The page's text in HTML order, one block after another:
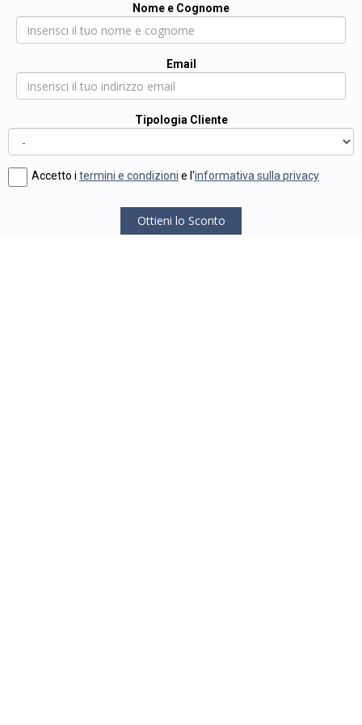
Nome e Cognome
Email
Tipologia Cliente
Accetto i termini e condizioni e l'informativa sulla privacy
Ottieni lo Sconto